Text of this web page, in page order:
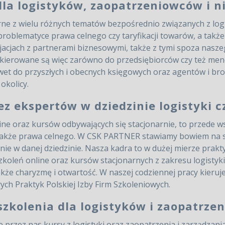
logistyków, zaopatrzeniowców i
z wielu różnych tematów bezpośrednio związanych z
prawa celnego czy taryfikacji towarów, a
z partnerami biznesowymi, także z tymi spoza
są więc zarówno do przedsiębiorców czy też
do przyszłych i obecnych księgowych oraz agentów i
ekspertów w dziedzinie logistyki
oraz kursów odbywających się stacjonarnie, to przede
prawa celnego. W CSK PARTNER stawiamy bowiem
w danej dziedzinie. Nasza kadra to w dużej mierze
online oraz kursów stacjonarnych z zakresu
charyzmę i otwartość. W naszej codziennej pracy
Praktyk Polskiej Izby Firm Szkoleniowych.
dla logistyków i